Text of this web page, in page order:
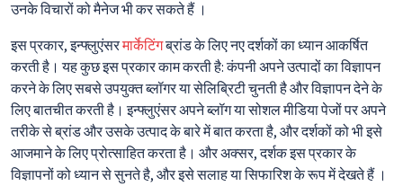
उनके विचारों को मैनेज भी कर सकते हैं ।
इस प्रकार, इन्फ्लुएंसरमार्केटिंगब्रांड के लिए नए दर्शकों का ध्यान आकर्षित
करती है। यह कुछ इस प्रकार काम करती है: कंपनी अपने उत्पादों का विज्ञापन
करने के लिए सबसे उपयुक्त ब्लॉगर या सेलिब्रिटी चुनती है और विज्ञापन देने के
लिए बातचीत करती है। इन्फ्लुएंसर अपने ब्लॉग या सोशल मीडिया पेजों पर अपने
तरीके से ब्रांड और उसके उत्पाद के बारे में बात करता है, और दर्शकों को भी इसे
आजमाने के लिए प्रोत्साहित करता है। और अक्सर, दर्शक इस प्रकार के
विज्ञापनों को ध्यान से सुनते है, और इसे सलाह या सिफारिश के रूप में देखते हैं ।